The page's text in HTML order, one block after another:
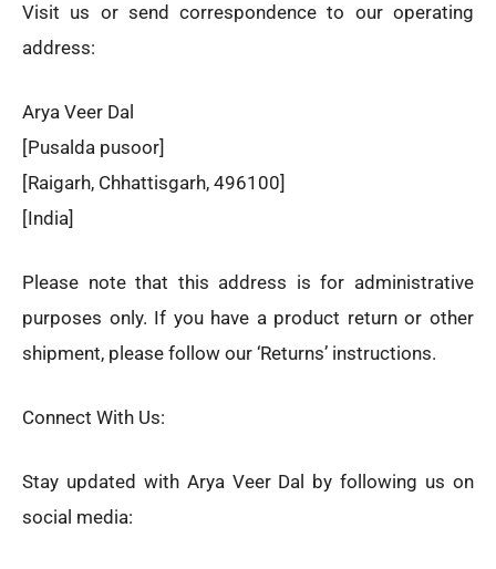
Visit us or send correspondence to our operating
address:
Arya Veer Dal
[Pusalda pusoor]
[Raigarh, Chhattisgarh, 496100]
[India]
Please note that this address is for administrative
purposes only. If you have a product return or other
shipment, please follow our ‘Returns’ instructions.
Connect With Us:
Stay updated with Arya Veer Dal by following us on
social media: